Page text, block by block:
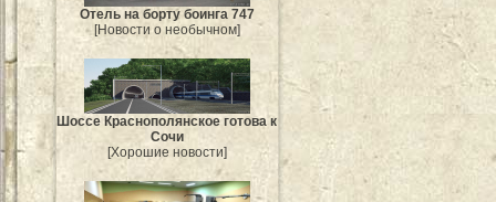
Отель на борту боинга 747
[Новости о необычном]
Шоссе Краснополянское готова к
Сочи
[Хорошие новости]